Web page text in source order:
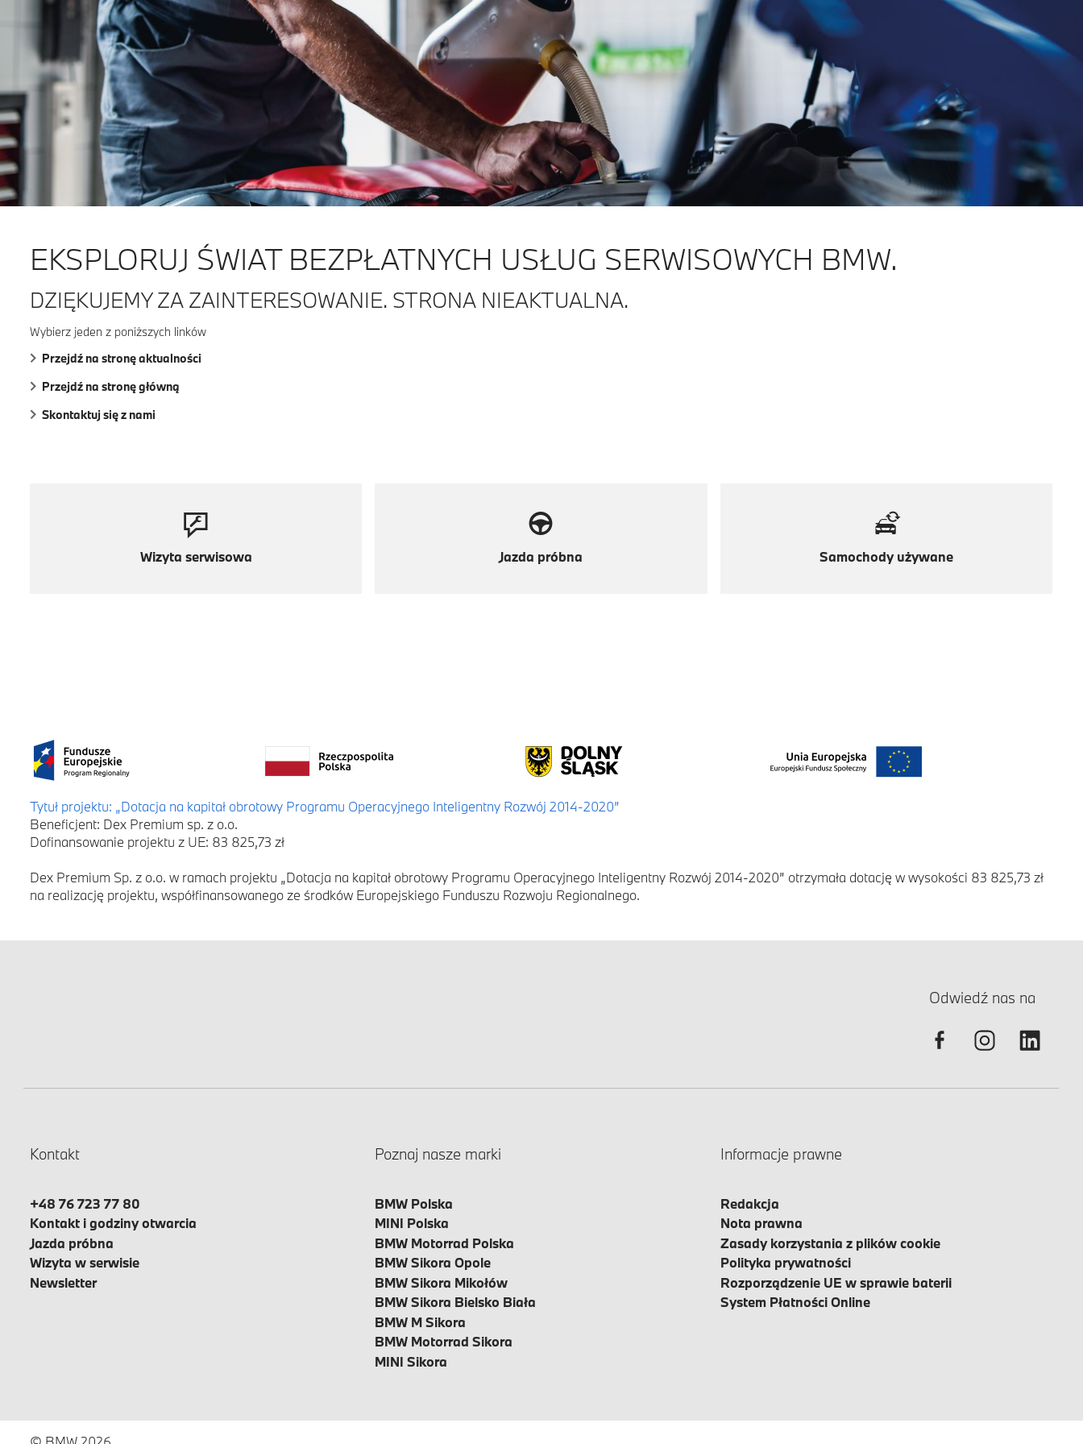
EKSPLORUJ ŚWIAT BEZPŁATNYCH USŁUG SERWISOWYCH BMW.
DZIĘKUJEMY ZA ZAINTERESOWANIE. STRONA NIEAKTUALNA.
Wybierz jeden z poniższych linków
Przejdź na stronę aktualności
Przejdź na stronę główną
Skontaktuj się z nami
Wizyta serwisowa Jazda próbna Samochody używane
Tytuł projektu: „Dotacja na kapitał obrotowy Programu Operacyjnego Inteligentny Rozwój 2014-2020”
Beneficjent: Dex Premium sp. z o.o.
Dofinansowanie projektu z UE: 83 825,73 zł
Dex Premium Sp. z o.o. w ramach projektu „Dotacja na kapitał obrotowy Programu Operacyjnego Inteligentny Rozwój 2014-2020” otrzymała dotację w wysokości 83 825,73 zł
na realizację projektu, współfinansowanego ze środków Europejskiego Funduszu Rozwoju Regionalnego.
Odwiedź nas na
Kontakt
+48 76 723 77 80
Kontakt i godziny otwarcia
Jazda próbna
Wizyta w serwisie
Newsletter
Poznaj nasze marki
BMW Polska
MINI Polska
BMW Motorrad Polska
BMW Sikora Opole
BMW Sikora Mikołów
BMW Sikora Bielsko Biała
BMW M Sikora
BMW Motorrad Sikora
MINI Sikora
Informacje prawne
Redakcja
Nota prawna
Zasady korzystania z plików cookie
Polityka prywatności
Rozporządzenie UE w sprawie baterii
System Płatności Online